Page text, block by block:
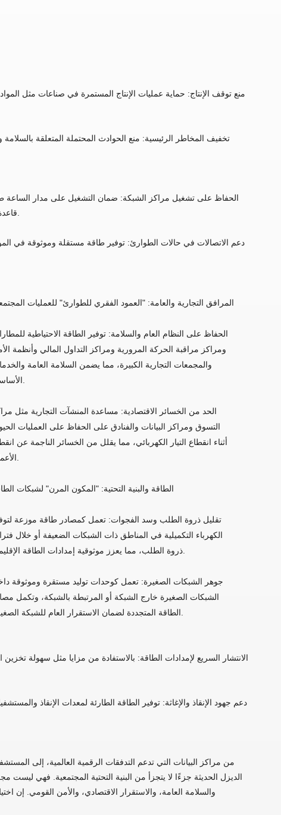
منع توقف الإنتاج: حماية عمليات الإنتاج المستمرة في صناعات مثل المواد
تخفيف المخاطر الرئيسية: منع الحوادث المحتملة المتعلقة
الحفاظ على تشغيل مراكز الشبكة: ضمان التشغيل على مدار الساعة
دعم الاتصالات في حالات الطوارئ: توفير طاقة مستقلة وموثوقة في
المرافق التجارية والعامة: "العمود الفقري للطوارئ" للعمليات
الحفاظ على النظام العام والسلامة: توفير الطاقة الاحتياطية
ومراكز مراقبة الحركة المرورية ومراكز التداول المالي وأنظمة
والمجمعات التجارية الكبيرة، مما يضمن السلامة العامة
الحد من الخسائر الاقتصادية: مساعدة المنشآت التجارية مثل
التسوق ومراكز البيانات والفنادق على الحفاظ على العمليات
أثناء انقطاع التيار الكهربائي، مما يقلل من الخسائر الناجمة عن
الطاقة والبنية التحتية: "المكون المرن" لشبكات
تقليل ذروة الطلب وسد الفجوات: تعمل كمصادر طاقة موزعة
الكهرباء التكميلية في المناطق ذات الشبكات الضعيفة أو خلال
جوهر الشبكات الصغيرة: تعمل كوحدات توليد مستقرة وموثوقة
الشبكات الصغيرة خارج الشبكة أو المرتبطة بالشبكة، وتكمل
الانتشار السريع لإمدادات الطاقة: بالاستفادة من مزايا مثل سهولة
دعم جهود الإنقاذ والإغاثة: توفير الطاقة الطارئة لمعدات الإنقاذ
من مراكز البيانات التي تدعم التدفقات الرقمية العالمية، إلى
الديزل الحديثة جزءًا لا يتجزأ من البنية التحتية المجتمعية. فهي
والسلامة العامة، والاستقرار الاقتصادي، والأمن القومي. إن